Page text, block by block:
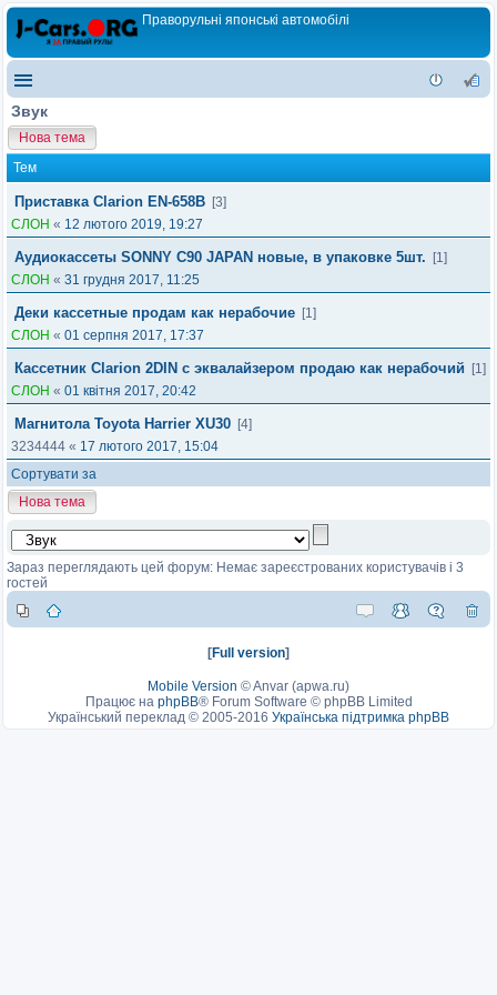
Праворульні японські автомобілі
Звук
Нова тема
Тем
Приставка Clarion EN-658B [3]
СЛОН « 12 лютого 2019, 19:27
Аудиокассеты SONNY C90 JAPAN новые, в упаковке 5шт.
[1]
СЛОН « 31 грудня 2017, 11:25
Деки кассетные продам как нерабочие [1]
СЛОН « 01 серпня 2017, 17:37
Кассетник Clarion 2DIN с эквалайзером продаю как нерабочий
[1]
СЛОН « 01 квітня 2017, 20:42
Магнитола Toyota Harrier XU30 [4]
3234444 « 17 лютого 2017, 15:04
Сортувати за
Нова тема
Зараз переглядають цей форум: Немає зареєстрованих користувачів і 3
гостей
[Full version]
Mobile Version ©Anvar (apwa.ru)
Працює на phpBB® Forum Software © phpBB Limited
Український переклад © 2005-2016 Українська підтримка phpBB